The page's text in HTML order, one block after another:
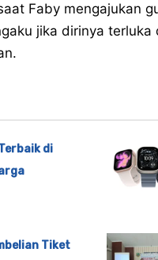
Faby mengajukan
jika dirinya
di
Tiket